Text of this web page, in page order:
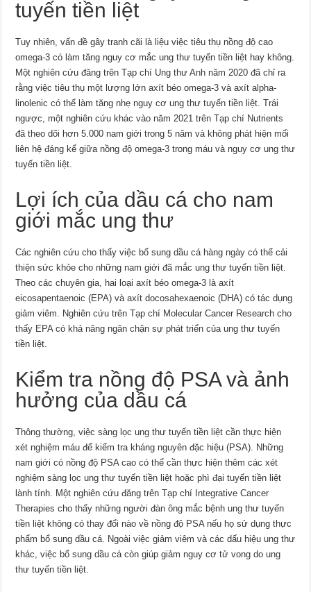
tuyến tiền liệt
Tuy nhiên, vấn đề gây tranh cãi là liệu việc tiêu thụ nồng độ cao
omega-3 có làm tăng nguy cơ mắc ung thư tuyến tiền liệt hay không.
Một nghiên cứu đăng trên Tạp chí Ung thư Anh năm 2020 đã chỉ ra
rằng việc tiêu thụ một lượng lớn axít béo omega-3 và axít alpha-
linolenic có thể làm tăng nhẹ nguy cơ ung thư tuyến tiền liệt. Trái
ngược, một nghiên cứu khác vào năm 2021 trên Tạp chí Nutrients
đã theo dõi hơn 5.000 nam giới trong 5 năm và không phát hiện mối
liên hệ đáng kể giữa nồng độ omega-3 trong máu và nguy cơ ung thư
tuyến tiền liệt.
Lợi ích của dầu cá cho nam
giới mắc ung thư
Các nghiên cứu cho thấy việc bổ sung dầu cá hàng ngày có thể cải
thiện sức khỏe cho những nam giới đã mắc ung thư tuyến tiền liệt.
Theo các chuyên gia, hai loại axít béo omega-3 là axít
eicosapentaenoic (EPA) và axít docosahexaenoic (DHA) có tác dụng
giảm viêm. Nghiên cứu trên Tạp chí Molecular Cancer Research cho
thấy EPA có khả năng ngăn chặn sự phát triển của ung thư tuyến
tiền liệt.
Kiểm tra nồng độ PSA và ảnh
hưởng của dầu cá
Thông thường, việc sàng lọc ung thư tuyến tiền liệt cần thực hiện
xét nghiệm máu để kiểm tra kháng nguyên đặc hiệu (PSA). Những
nam giới có nồng độ PSA cao có thể cần thực hiện thêm các xét
nghiệm sàng lọc ung thư tuyến tiền liệt hoặc phì đại tuyến tiền liệt
lành tính. Một nghiên cứu đăng trên Tạp chí Integrative Cancer
Therapies cho thấy những người đàn ông mắc bệnh ung thư tuyến
tiền liệt không có thay đổi nào về nồng độ PSA nếu họ sử dụng thực
phẩm bổ sung dầu cá. Ngoài việc giảm viêm và các dấu hiệu ung thư
khác, việc bổ sung dầu cá còn giúp giảm nguy cơ tử vong do ung
thư tuyến tiền liệt.